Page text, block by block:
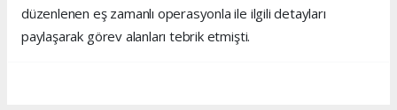
düzenlenen eş zamanlı operasyonla ile ilgili detayları
paylaşarak görev alanları tebrik etmişti.